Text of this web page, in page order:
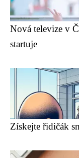
Nová televize v
startuje
Získejte řidičák